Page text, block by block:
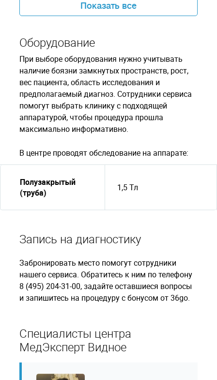
Показать все
Оборудование
При выборе оборудования нужно учитывать
наличие боязни замкнутых пространств, рост,
вес пациента, область исследования и
предполагаемый диагноз. Сотрудники сервиса
помогут выбрать клинику с подходящей
аппаратурой, чтобы процедура прошла
максимально информативно.
В центре проводят обследование на аппарате:
Полузакрытый
(труба)
1,5 Тл
Запись на диагностику
Забронировать место помогут сотрудники
нашего сервиса. Обратитесь к ним по телефону
8 (495) 204-31-00, задайте оставшиеся вопросы
и запишитесь на процедуру с бонусом от 36go.
Специалисты центра
МедЭксперт Видное